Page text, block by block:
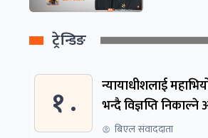
ट्रेन्डिङ
१ .
न्यायाधीशलाई
भन्दै विज्ञप्ति निकाल्ने
संसदीय समितिमा
बिएल संवाददाता